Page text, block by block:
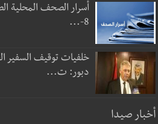
أسرار الصحف المحلية
8-...
خلفيات توقيف السفير
دبور: ت...
أخبار صيدا